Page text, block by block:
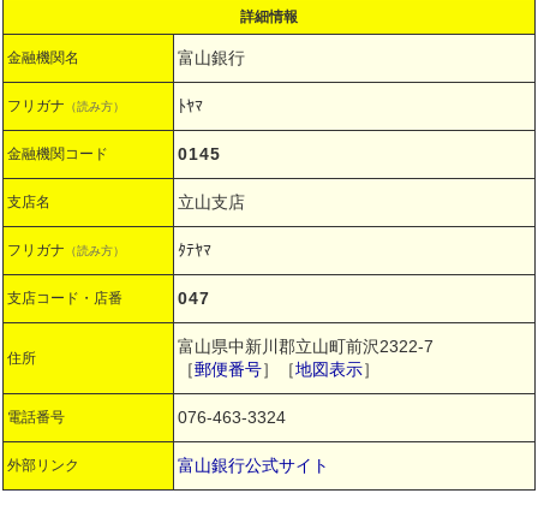
詳細情報
金融機関名 富山銀行
フリガナ （読み方） ﾄﾔﾏ
金融機関コード 0145
支店名 立山支店
フリガナ （読み方） ﾀﾃﾔﾏ
支店コード・店番 047
住所
富山県中新川郡立山町前沢2322-7
［郵便番号］［地図表示］
電話番号 076-463-3324
外部リンク 富山銀行公式サイト